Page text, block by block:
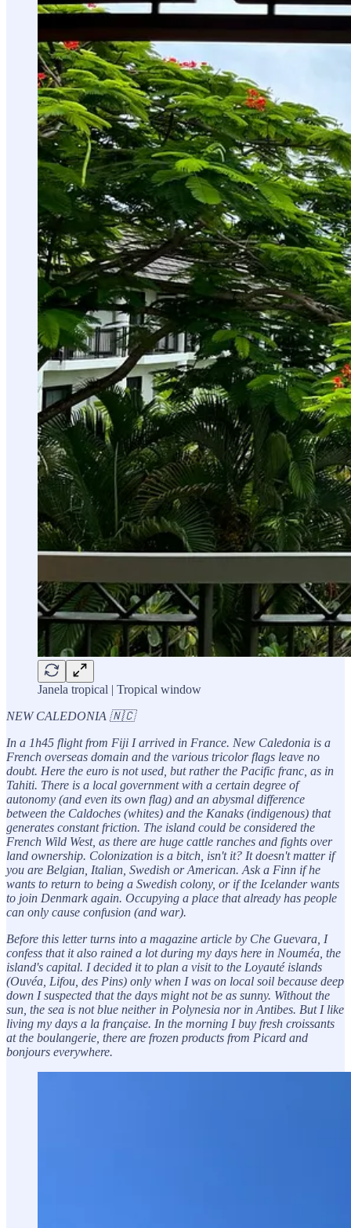
Janela tropical | Tropical window
NEW CALEDONIA 🇳🇨
In a 1h45 flight from Fiji I arrived in France. New Caledonia is a
French overseas domain and the various tricolor flags leave no
doubt. Here the euro is not used, but rather the Pacific franc, as in
Tahiti. There is a local government with a certain degree of
autonomy (and even its own flag) and an abysmal difference
between the Caldoches (whites) and the Kanaks (indigenous) that
generates constant friction. The island could be considered the
French Wild West, as there are huge cattle ranches and fights over
land ownership. Colonization is a bitch, isn't it? It doesn't matter if
you are Belgian, Italian, Swedish or American. Ask a Finn if he
wants to return to being a Swedish colony, or if the Icelander wants
to join Denmark again. Occupying a place that already has people
can only cause confusion (and war).
Before this letter turns into a magazine article by Che Guevara, I
confess that it also rained a lot during my days here in Nouméa, the
island's capital. I decided it to plan a visit to the Loyauté islands
(Ouvéa, Lifou, des Pins) only when I was on local soil because deep
down I suspected that the days might not be as sunny. Without the
sun, the sea is not blue neither in Polynesia nor in Antibes. But I like
living my days a la française. In the morning I buy fresh croissants
at the boulangerie, there are frozen products from Picard and
bonjours everywhere.